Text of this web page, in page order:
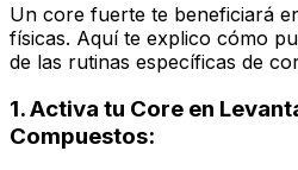
Un core fuerte te beneficiará
físicas. Aquí te explico cómo
de las rutinas específicas de
1. Activa tu Core en
Compuestos: